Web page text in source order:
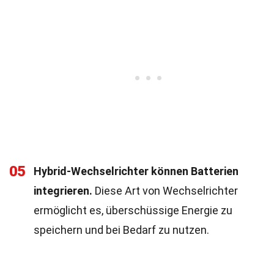
05
Hybrid-Wechselrichter können Batterien
integrieren. Diese Art von Wechselrichter
ermöglicht es, überschüssige Energie zu
speichern und bei Bedarf zu nutzen.